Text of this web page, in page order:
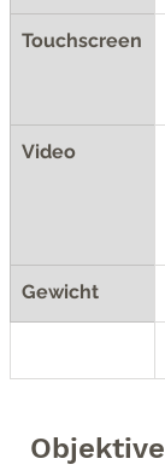
Touchscreen
Video
Gewicht
Objektive